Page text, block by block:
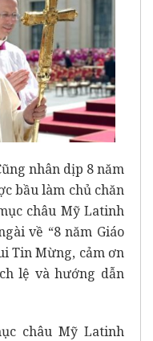
nhân dịp 8 năm
bầu làm chủ chăn
châu Mỹ Latinh
về “8 năm Giáo
Tin Mừng, cảm ơn
lệ và hướng dẫn
châu Mỹ Latinh